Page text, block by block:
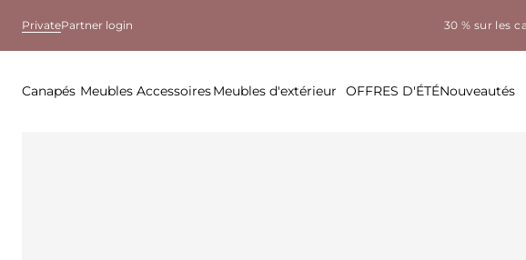
PrivatePartner login 30 % sur les
Canapés Meubles AccessoiresMeubles d'extérieur OFFRES D'ÉTÉNouveautés